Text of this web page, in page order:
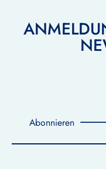
Abonnieren